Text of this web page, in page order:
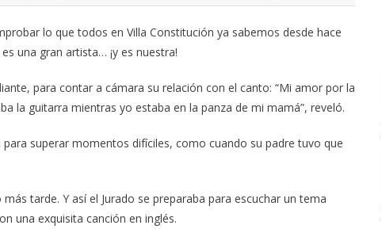
lo que todos en Villa Constitución ya sabemos desde hace
una gran artista… ¡y es nuestra!
para contar a cámara su relación con el canto: “Mi amor por la
la guitarra mientras yo estaba en la panza de mi mamá”, reveló.
superar momentos difíciles, como cuando su padre tuvo que
tarde. Y así el Jurado se preparaba para escuchar un tema
una exquisita canción en inglés.